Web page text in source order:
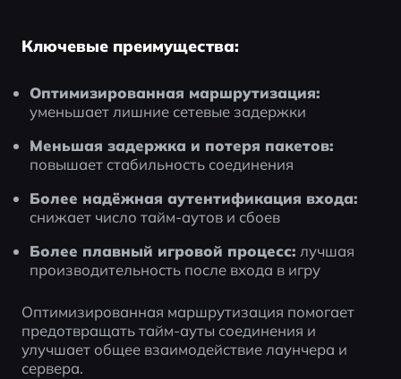
Ключевые преимущества:
Оптимизированная маршрутизация:
уменьшает лишние сетевые задержки
Меньшая задержка и потеря пакетов:
повышает стабильность соединения
Более надёжная аутентификация входа:
снижает число тайм-аутов и сбоев
Более плавный игровой процесс: лучшая
производительность после входа в игру
Оптимизированная маршрутизация помогает
предотвращать тайм-ауты соединения и
улучшает общее взаимодействие лаунчера и
сервера.